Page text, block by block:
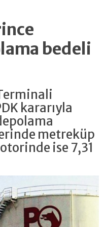
bedeli
kararıyla
metreküp
ise 7,31